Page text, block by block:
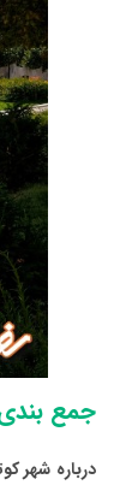
جمع
درباره شهر